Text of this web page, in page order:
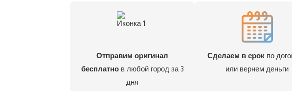
Отправим оригинал
бесплатнов любой город за 3
дня
Сделаем в срок по
или вернем деньги